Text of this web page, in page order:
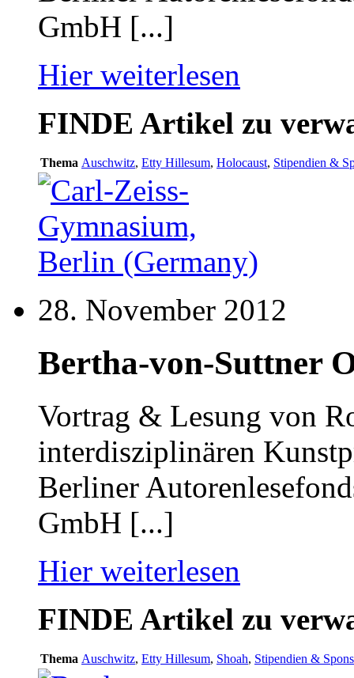
GmbH [...]
Hier weiterlesen
FINDE Artikel zu
Thema Auschwitz, Etty Hillesum, Holocaust, Stipendien &
28. November 2012
Bertha-von-Suttner
Vortrag & Lesung von
interdisziplinären
Berliner
GmbH [...]
Hier weiterlesen
FINDE Artikel zu
Thema Auschwitz, Etty Hillesum, Shoah, Stipendien &